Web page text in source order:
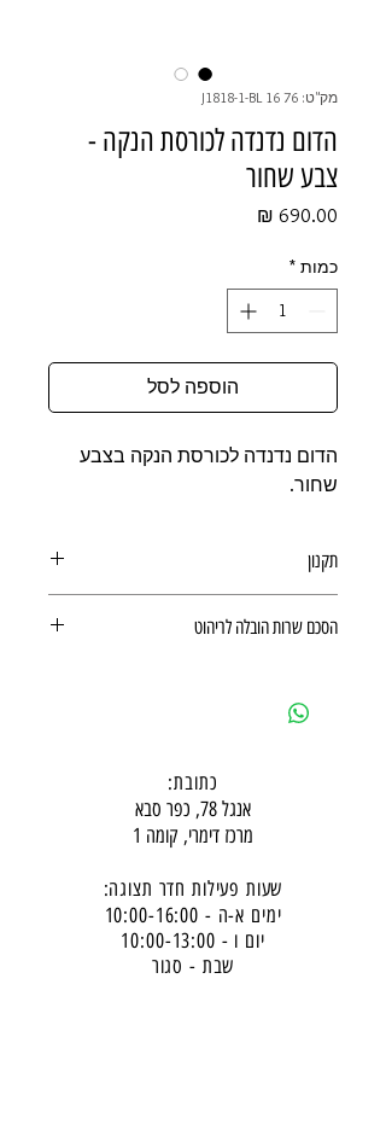
מק"ט: 76 16 J1818-1-BL
הדום נדנדה לכורסת הנקה -
צבע שחור
כמות *
הוספה לסל
הדום נדנדה לכורסת הנקה בצבע
שחור.
תקנון
הסכם שרות הובלה לריהוט
כתובת:
אנגל 78, כפר סבא
מרכז דימרי, קומה 1
שעות פעילות חדר תצוגה:
ימים א-ה - 10:00-16: 00
יום ו - 10:00-13:00
שבת - סגור